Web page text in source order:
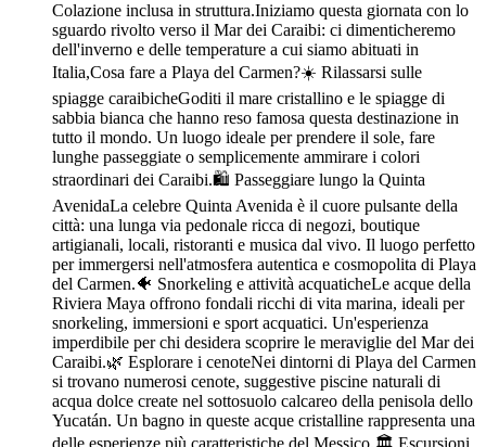
Colazione inclusa in struttura.Iniziamo questa giornata con lo
sguardo rivolto verso il Mar dei Caraibi: ci dimenticheremo
dell'inverno e delle temperature a cui siamo abituati in
Italia,Cosa fare a Playa del Carmen?☀️ Rilassarsi sulle
spiagge caraibicheGoditi il mare cristallino e le spiagge di
sabbia bianca che hanno reso famosa questa destinazione in
tutto il mondo. Un luogo ideale per prendere il sole, fare
lunghe passeggiate o semplicemente ammirare i colori
straordinari dei Caraibi.🛍️ Passeggiare lungo la Quinta
AvenidaLa celebre Quinta Avenida è il cuore pulsante della
città: una lunga via pedonale ricca di negozi, boutique
artigianali, locali, ristoranti e musica dal vivo. Il luogo perfetto
per immergersi nell'atmosfera autentica e cosmopolita di Playa
del Carmen.🐠 Snorkeling e attività acquaticheLe acque della
Riviera Maya offrono fondali ricchi di vita marina, ideali per
snorkeling, immersioni e sport acquatici. Un'esperienza
imperdibile per chi desidera scoprire le meraviglie del Mar dei
Caraibi.🌿 Esplorare i cenoteNei dintorni di Playa del Carmen
si trovano numerosi cenote, suggestive piscine naturali di
acqua dolce create nel sottosuolo calcareo della penisola dello
Yucatán. Un bagno in queste acque cristalline rappresenta una